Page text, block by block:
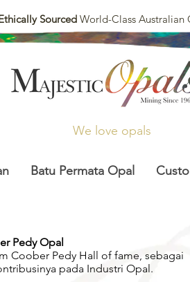
Sourced World-Class Australian
We love opals
Batu Permata Opal
Pedy Opal
Coober Pedy Hall of fame, sebagai
pada Industri Opal.